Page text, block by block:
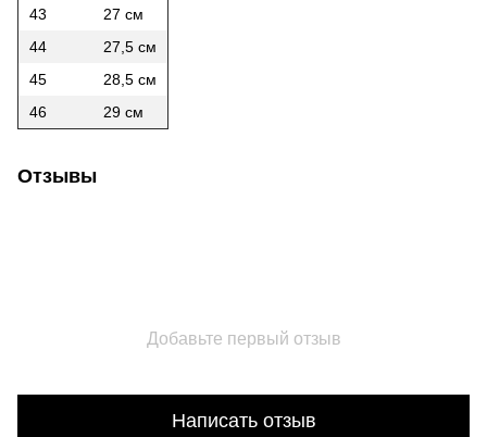
43
27 см
44
27,5 см
45
28,5 см
46
29 см
Отзывы
Добавьте первый отзыв
Написать отзыв